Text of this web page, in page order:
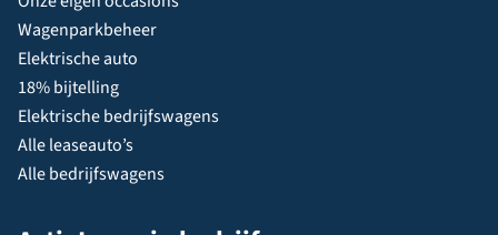
Wagenparkbeheer
Elektrische auto
18% bijtelling
Elektrische bedrijfswagens
Alle leaseauto’s
Alle bedrijfswagens